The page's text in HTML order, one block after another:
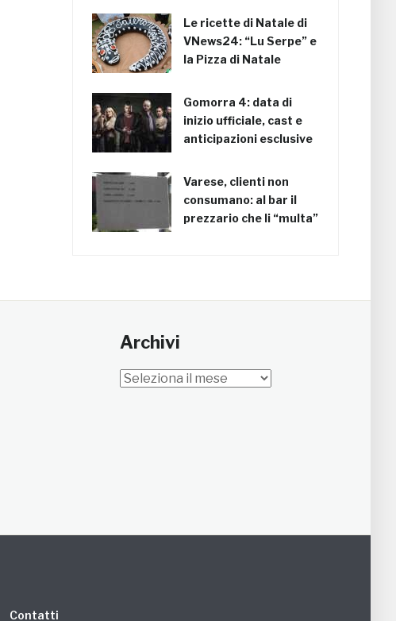
Le ricette di Natale di
VNews24: “Lu Serpe” e
la Pizza di Natale
Gomorra 4: data di
inizio ufficiale, cast e
anticipazioni esclusive
Varese, clienti non
consumano: al bar il
prezzario che li “multa”
Archivi
Archivi
Contatti